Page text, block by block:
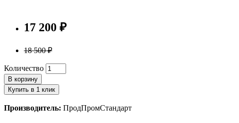
17 200 ₽
18 500 ₽
Количество
В корзину
Купить в 1 клик
Производитель: ПродПромСтандарт